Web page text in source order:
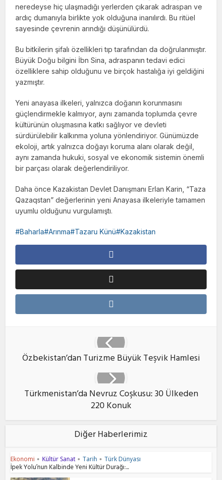
neredeyse hiç ulaşmadığı yerlerden çıkarak adraspan ve
ardıç dumanıyla birlikte yok olduğuna inanılırdı. Bu ritüel
sayesinde çevrenin arındığı düşünülürdü.
Bu bitkilerin şifalı özellikleri tıp tarafından da doğrulanmıştır.
Büyük Doğu bilgini İbn Sina, adraspanın tedavi edici
özelliklere sahip olduğunu ve birçok hastalığa iyi geldiğini
yazmıştır.
Yeni anayasa ilkeleri, yalnızca doğanın korunmasını
güçlendirmekle kalmıyor, aynı zamanda toplumda çevre
kültürünün oluşmasına katkı sağlıyor ve devleti
sürdürülebilir kalkınma yoluna yönlendiriyor. Günümüzde
ekoloji, artık yalnızca doğayı koruma alanı olarak değil,
aynı zamanda hukuki, sosyal ve ekonomik sistemin önemli
bir parçası olarak değerlendiriliyor.
Daha önce Kazakistan Devlet Danışmanı Erlan Karin, “Taza
Qazaqstan” değerlerinin yeni Anayasa ilkeleriyle tamamen
uyumlu olduğunu vurgulamıştı.
Baharla#Arınma#Tazaru Künü#Kazakistan
Özbekistan’dan Turizme Büyük Teşvik Hamlesi
Türkmenistan’da Nevruz Coşkusu: 30 Ülkeden
220 Konuk
Diğer Haberlerimiz
Ekonomi • Kültür Sanat • Tarih • Türk Dünyası
İpek Yolu’nun Kalbinde Yeni Kültür Durağı:...